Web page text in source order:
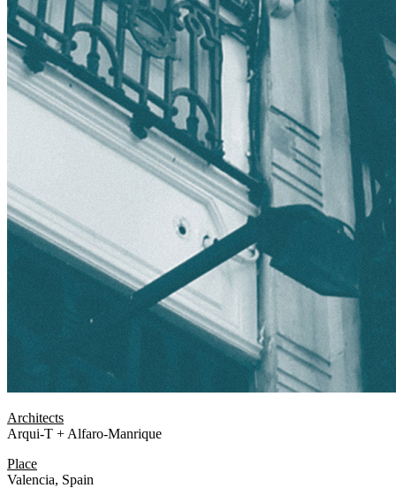
Architects
Arqui-T + Alfaro-Manrique
Place
Valencia, Spain